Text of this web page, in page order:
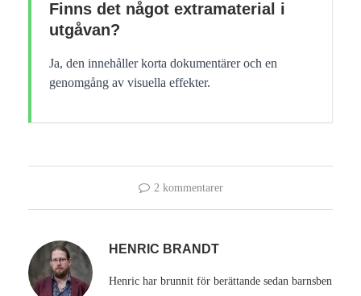
Finns det något extramaterial i
utgåvan?
Ja, den innehåller korta dokumentärer och en
genomgång av visuella effekter.
2 kommentarer
HENRIC BRANDT
Henric har brunnit för berättande sedan barnsben